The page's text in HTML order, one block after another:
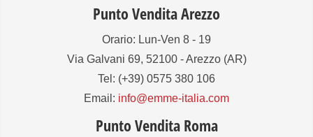
Punto Vendita Arezzo
Orario: Lun-Ven 8 - 19
Via Galvani 69, 52100 - Arezzo (AR)
Tel: (+39) 0575 380 106
Email: info@emme-italia.com
Punto Vendita Roma